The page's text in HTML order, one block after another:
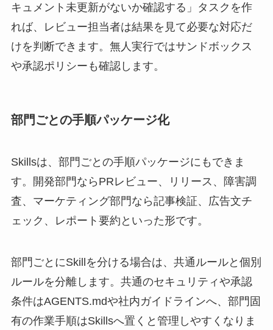
キュメント未更新がないか確認する」タスクを作
れば、レビュー担当者は結果を見て必要な対応だ
けを判断できます。無人実行ではサンドボックス
や承認ポリシーも確認します。
部門ごとの手順パッケージ化
Skillsは、部門ごとの手順パッケージにもできま
す。開発部門ならPRレビュー、リリース、障害調
査、マーケティング部門なら記事検証、広告文チ
ェック、レポート要約といった形です。
部門ごとにSkillを分ける場合は、共通ルールと個別
ルールを分離します。共通のセキュリティや承認
条件はAGENTS.mdや社内ガイドラインへ、部門固
有の作業手順はSkillsへ置くと管理しやすくなりま